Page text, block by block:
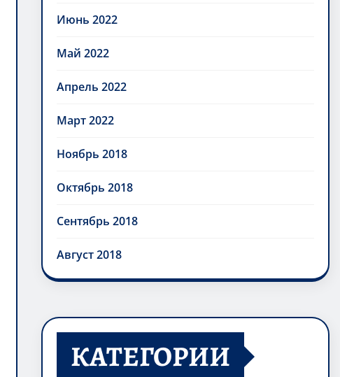
Июнь 2022
Май 2022
Апрель 2022
Март 2022
Ноябрь 2018
Октябрь 2018
Сентябрь 2018
Август 2018
КАТЕГОРИИ